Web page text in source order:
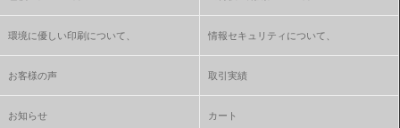
環境に優しい印刷について、 情報セキュリティについて、
お客様の声 取引実績
お知らせ カート